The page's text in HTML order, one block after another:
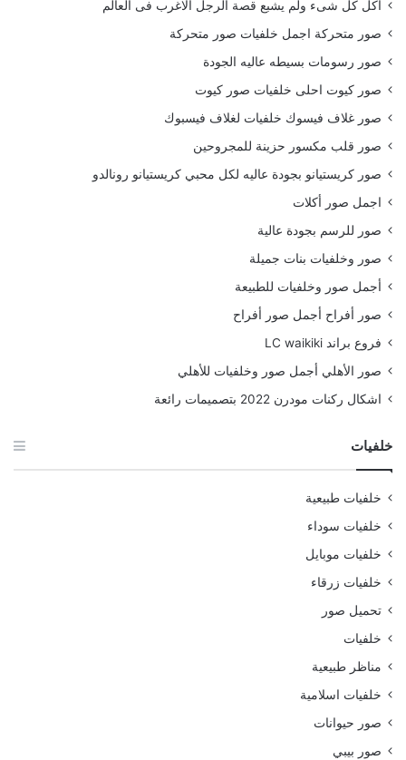
أكل كل شىء ولم يشبع قصة الرجل الاغرب فى العالم
صور متحركة اجمل خلفيات صور متحركة
صور رسومات بسيطه عاليه الجودة
صور كيوت احلى خلفيات صور كيوت
صور غلاف فيسوك خلفيات لغلاف فيسبوك
صور قلب مكسور حزينة للمجروحين
صور كريستيانو بجودة عاليه لكل محبي كريستيانو رونالدو
اجمل صور أكلات
صور للرسم بجودة عالية
صور وخلفيات بنات جميلة
أجمل صور وخلفيات للطبيعة
صور أفراح أجمل صور أفراح
فروع براند LC waikiki
صور الأهلي أجمل صور وخلفيات للأهلي
اشكال ركنات مودرن 2022 بتصميمات رائعة
خلفيات
خلفيات طبيعية
خلفيات سوداء
خلفيات موبايل
خلفيات زرقاء
تحميل صور
خلفيات
مناظر طبيعية
خلفيات اسلامية
صور حيوانات
صور بيبي